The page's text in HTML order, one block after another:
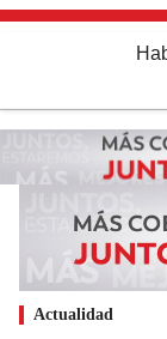
Actualidad